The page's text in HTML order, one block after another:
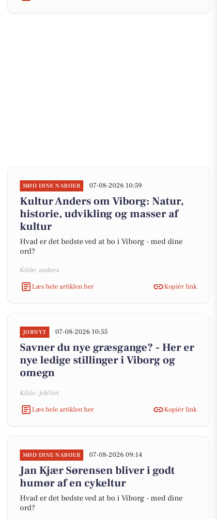
MØD DINE NABOER 07-08-2026 10:59
Kultur Anders om Viborg: Natur,
historie, udvikling og masser af
kultur
Hvad er det bedste ved at bo i Viborg - med dine
ord?
Kilde: anders
Læs hele artiklen her
Kopiér link
JOBNYT 07-08-2026 10:55
Savner du nye græsgange? - Her er
nye ledige stillinger i Viborg og
omegn
Kilde: JobNet
Læs hele artiklen her
Kopiér link
MØD DINE NABOER 07-08-2026 09:14
Jan Kjær Sørensen bliver i godt
humør af en cykeltur
Hvad er det bedste ved at bo i Viborg - med dine
ord?